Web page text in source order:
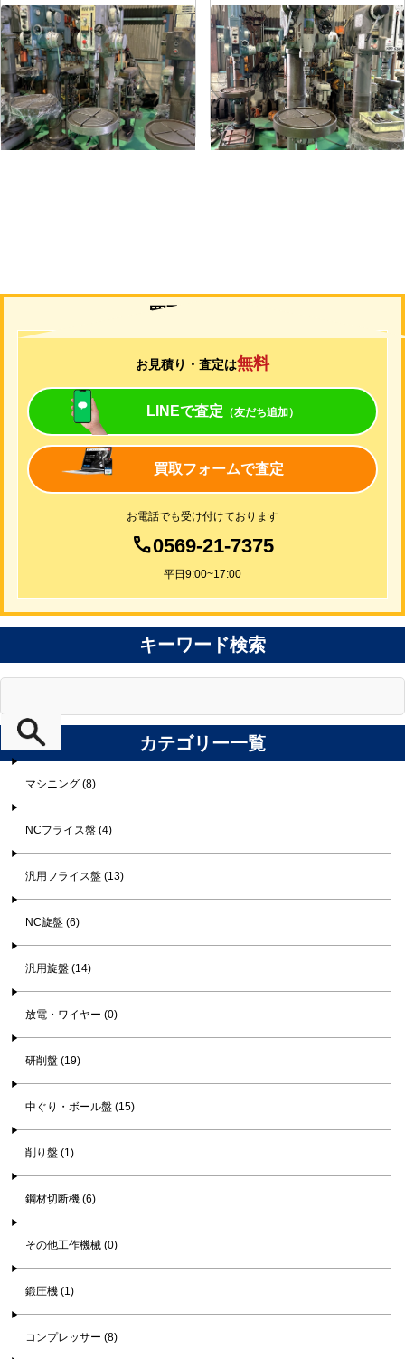
直立ボール盤
メーカー 吉田
形 式YD2-55
年 式-
直立ボール盤
メーカー 吉田
形 式YUD-600
年 式-
買取について
お見積り・査定は無料
LINEで査定 （友だち追加）
買取フォームで査定
お電話でも受け付けております
0569-21-7375
平日9:00~17:00
キーワード検索
カテゴリー一覧
マシニング (8)
NCフライス盤 (4)
汎用フライス盤 (13)
NC旋盤 (6)
汎用旋盤 (14)
放電・ワイヤー (0)
研削盤 (19)
中ぐり・ボール盤 (15)
削り盤 (1)
鋼材切断機 (6)
その他工作機械 (0)
鍛圧機 (1)
コンプレッサー (8)